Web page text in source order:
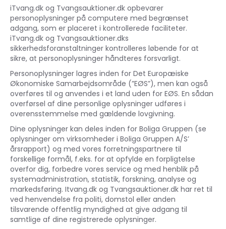
iTvang.dk og Tvangsauktioner.dk opbevarer
personoplysninger på computere med begrænset
adgang, som er placeret i kontrollerede faciliteter.
iTvang.dk og Tvangsauktioner.dks
sikkerhedsforanstaltninger kontrolleres løbende for at
sikre, at personoplysninger håndteres forsvarligt.
Personoplysninger lagres inden for Det Europæiske
Økonomiske Samarbejdsområde (”EØS”), men kan også
overføres til og anvendes i et land uden for EØS. En sådan
overførsel af dine personlige oplysninger udføres i
overensstemmelse med gældende lovgivning.
Dine oplysninger kan deles inden for Boliga Gruppen (se
oplysninger om virksomheder i Boliga Gruppen A/S’
årsrapport) og med vores forretningspartnere til
forskellige formål, f.eks. for at opfylde en forpligtelse
overfor dig, forbedre vores service og med henblik på
systemadministration, statistik, forskning, analyse og
markedsføring. Itvang.dk og Tvangsauktioner.dk har ret til
ved henvendelse fra politi, domstol eller anden
tilsvarende offentlig myndighed at give adgang til
samtlige af dine registrerede oplysninger.